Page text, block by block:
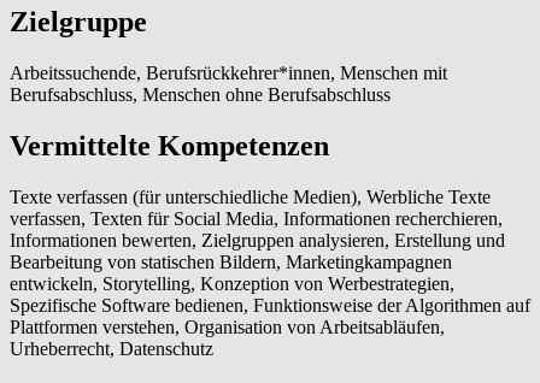
Zielgruppe
Arbeitssuchende, Berufsrückkehrer*innen, Menschen mit
Berufsabschluss, Menschen ohne Berufsabschluss
Vermittelte Kompetenzen
Texte verfassen (für unterschiedliche Medien), Werbliche Texte
verfassen, Texten für Social Media, Informationen recherchieren,
Informationen bewerten, Zielgruppen analysieren, Erstellung und
Bearbeitung von statischen Bildern, Marketingkampagnen
entwickeln, Storytelling, Konzeption von Werbestrategien,
Spezifische Software bedienen, Funktionsweise der Algorithmen auf
Plattformen verstehen, Organisation von Arbeitsabläufen,
Urheberrecht, Datenschutz